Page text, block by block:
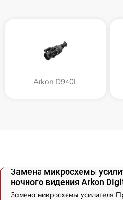
Arkon D940L
Замена микросхемы
ночного видения Arkon
Замена микросхемы усилителя